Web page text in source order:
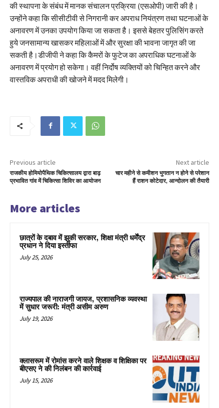
की स्थापना के संबंध में मानक संचालन प्रक्रिया (एसओपी) जारी की है।
उन्होंने कहा कि सीसीटीवी से निगरानी कर अपराध नियंत्रण तथा घटनाओं के
अनावरण में उनका उपयोग किया जा सकता है। इससे बेहतर पुलिसिंग करते
हुये जनसामान्य खासकर महिलाओं में और सुरक्षा की भावना जागृत की जा
सकती है।डीजीपी ने कहा कि कैमरों के फुटेज का अपराधिक घटनाओं के
अनावरण में प्रयोग हो सकेगा। वहीं निर्दोष व्यक्तियों को चिन्हित करने और
वास्तविक अपराधी की खोजने में मदद मिलेगी।
Previous article
राजकीय होमियोपैथिक चिकित्सालय द्वारा बाढ़
प्रभावित गांव में चिकित्सा शिविर का आयोजन
Next article
चार महीने से कमीशन भुगतान न होने से परेशान
हैं राशन कोटेदार, आन्दोलन की तैयारी
More articles
छात्रों के दबाव में झुकी सरकार, शिक्षा मंत्री धर्मेंद्र
प्रधान ने दिया इस्तीफा
July 25, 2026
राज्यपाल की नाराजगी जायज, प्रशासनिक व्यवस्था
में सुधार जरूरी: मंत्री असीम अरुण
July 19, 2026
क्लासरूम में रोमांस करने वाले शिक्षक व शिक्षिका पर
बीएसए ने की निलंबन की कार्रवाई
July 15, 2026